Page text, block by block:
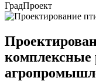
ГрадПроект
комплексные